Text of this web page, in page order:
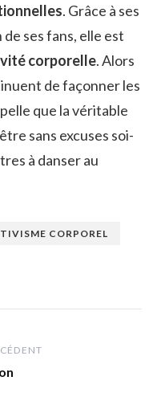
. Grâce à ses
ses fans, elle est
corporelle. Alors
de façonner les
que la véritable
sans excuses soi-
à danser au
CORPOREL